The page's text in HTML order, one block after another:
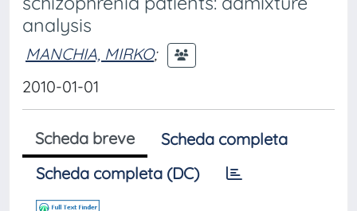
analysis
MANCHIA, MIRKO;
2010-01-01
Scheda breve
Scheda completa
Scheda completa (DC)